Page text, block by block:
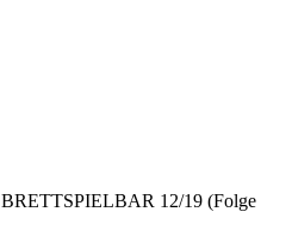
BRETTSPIELBAR 12/19 (Folge